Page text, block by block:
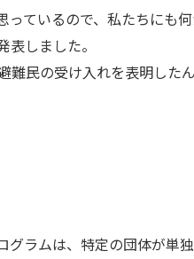
ているので、私たちにも
しました。
民の受け入れを表明した
ラムは、特定の団体が単